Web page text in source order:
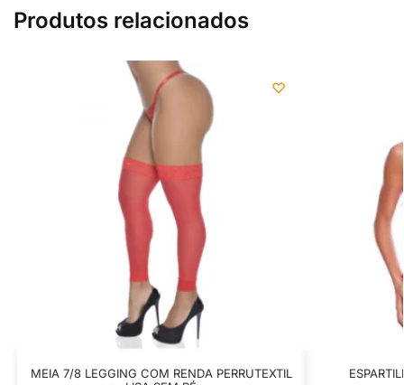
Produtos relacionados
MEIA 7/8 LEGGING COM RENDA PERRUTEXTIL